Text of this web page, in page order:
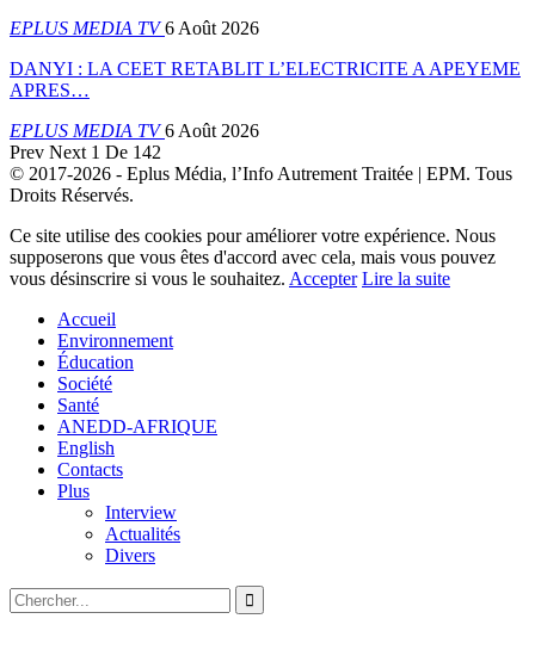
EPLUS MEDIA TV6 Août 2026
DANYI : LA CEET RETABLIT L’ELECTRICITE A APEYEME
APRES…
EPLUS MEDIA TV6 Août 2026
Prev Next 1 De 142
© 2017-2026 - Eplus Média, l’Info Autrement Traitée | EPM. Tous
Droits Réservés.
Ce site utilise des cookies pour améliorer votre expérience. Nous
supposerons que vous êtes d'accord avec cela, mais vous pouvez
vous désinscrire si vous le souhaitez. Accepter Lire la suite
Accueil
Environnement
Éducation
Société
Santé
ANEDD-AFRIQUE
English
Contacts
Plus
Interview
Actualités
Divers